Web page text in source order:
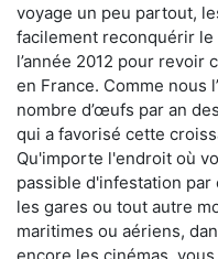
voyage un peu partout,
facilement reconquérir le
l’année 2012 pour
en France. Comme nous
nombre d’œufs par an
qui a favorisé cette
Qu'importe l'endroit où
passible d'infestation par
les gares ou tout autre
maritimes ou aériens,